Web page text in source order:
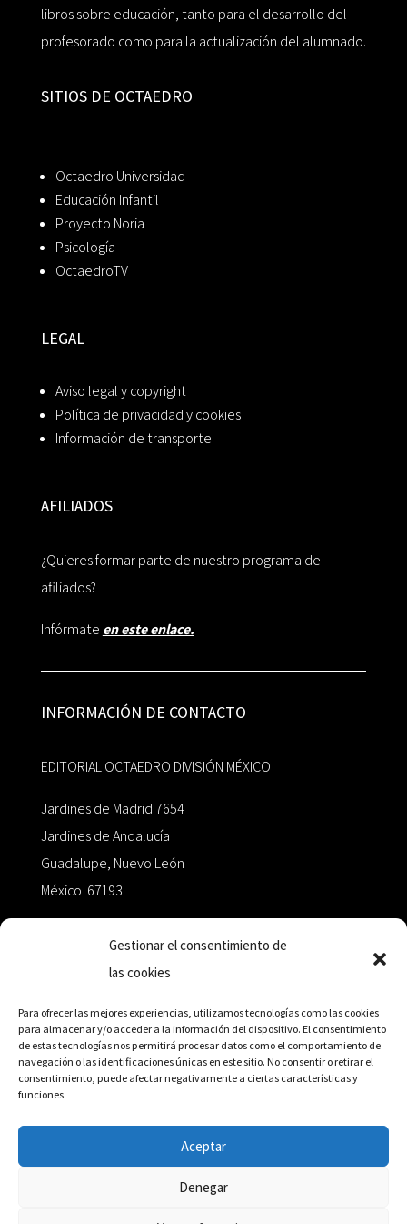
Gestionar el consentimiento de
las cookies
Para ofrecer las mejores experiencias, utilizamos tecnologías como las cookies
para almacenar y/o acceder a la información del dispositivo. El consentimiento
de estas tecnologías nos permitirá procesar datos como el comportamiento de
navegación o las identificaciones únicas en este sitio. No consentir o retirar el
consentimiento, puede afectar negativamente a ciertas características y
funciones.
Aceptar
Denegar
libros sobre educación, tanto para el desarrollo del
profesorado como para la actualización del alumnado.
SITIOS DE OCTAEDRO
Octaedro Universidad
Educación Infantil
Proyecto Noria
Psicología
OctaedroTV
LEGAL
Aviso legal y copyright
Política de privacidad y cookies
Información de transporte
AFILIADOS
¿Quieres formar parte de nuestro programa de
afiliados?
Infórmate en este enlace.
INFORMACIÓN DE CONTACTO
EDITORIAL OCTAEDRO DIVISIÓN MÉXICO
Jardines de Madrid 7654
Jardines de Andalucía
Guadalupe, Nuevo León
México 67193
+52 811.499.5638
RED DE DISTRIBUCIÓN